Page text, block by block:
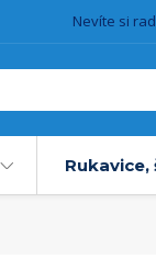
Nevíte si
Rukavice,